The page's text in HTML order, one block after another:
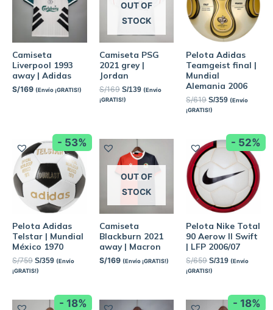
Camiseta
Liverpool 1993
away | Adidas
S/169 (Envío ¡GRATIS!)
OUT OF
STOCK
Camiseta PSG
2021 grey |
Jordan
S/169 S/139 (Envío
¡GRATIS!)
Pelota Adidas
Teamgeist final |
Mundial
Alemania 2006
S/619 S/359 (Envío
¡GRATIS!)
- 53%
Pelota Adidas
Telstar | Mundial
México 1970
S/759 S/359 (Envío
¡GRATIS!)
OUT OF
STOCK
Camiseta
Blackburn 2021
away | Macron
S/169 (Envío ¡GRATIS!)
- 52%
Pelota Nike Total
90 Aerow II Swift
| LFP 2006/07
S/659 S/319 (Envío
¡GRATIS!)
- 18% - 18%